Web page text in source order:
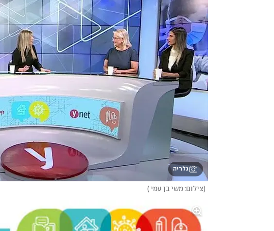
גלריה
(צילום: משי בן עמי )